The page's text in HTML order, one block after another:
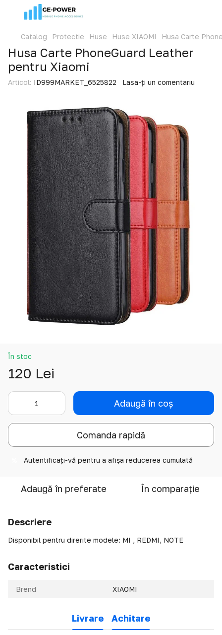
Catalog Protectie Huse Huse XIAOMI Husa Carte
Husa Carte PhoneGuard Leather
pentru Xiaomi
Articol: ID999MARKET_6525822 Lasa-ți un comentariu
În stoc
120 Lei
Adaugă în coș
Comanda rapidă
Autentificați-vă pentru a afișa reducerea cumulată
Adaugă în preferate În comparație
Descriere
Disponibil pentru direrite modele: MI , REDMI, NOTE
Caracteristici
Brend XIAOMI
Livrare Achitare